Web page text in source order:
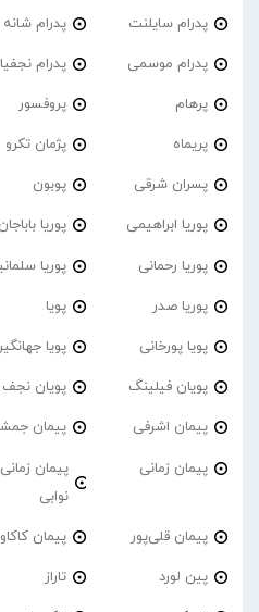
پدرام‌ سایلنت پدرام شانه
پدرام موسمی پدرام
پرهام پروفسور
پریماه پژمان تکرو
پسران شرقی پوبون
پوریا ابراهیمی پوریا باباجان
پوریا رحمانی پوریا
پوریا صدر پویا
پویا پورخانی پویا
پویان فیلینگ پویان نجف
پیمان اشرفی پیمان
پیمان زمانی
پیمان
نوابی
پیمان قلی‌پور پیمان
پین لورد تاراز